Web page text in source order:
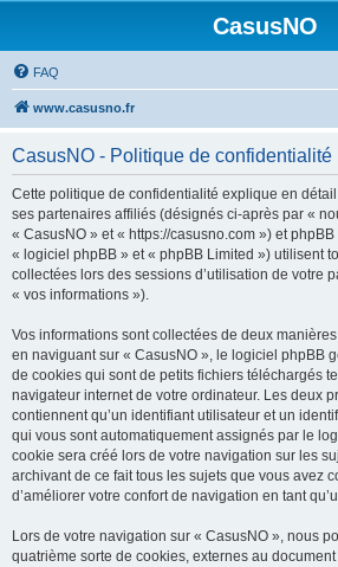
CasusNO
FAQ
www.casusno.fr
CasusNO - Politique de confidentialité
Cette politique de confidentialité explique en
ses partenaires affiliés (désignés ci-après par «
« CasusNO » et « https://casusno.com ») et
« logiciel phpBB » et « phpBB Limited ») utilisent
collectées lors des sessions d’utilisation de votre
« vos informations »).
Vos informations sont collectées de deux
en naviguant sur « CasusNO », le logiciel phpBB
de cookies qui sont de petits fichiers téléchargés
navigateur internet de votre ordinateur. Les deux
contiennent qu’un identifiant utilisateur et un
qui vous sont automatiquement assignés par le
cookie sera créé lors de votre navigation sur les
archivant de ce fait tous les sujets que vous avez
d’améliorer votre confort de navigation en tant
Lors de votre navigation sur « CasusNO », nous
quatrième sorte de cookies, externes au